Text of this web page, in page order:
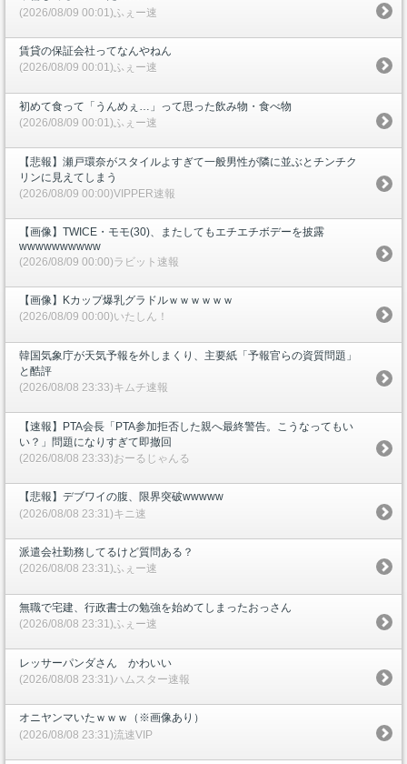
(2026/08/09 00:01)ふぇー速
賃貸の保証会社ってなんやねん
(2026/08/09 00:01)ふぇー速
初めて食って「うんめぇ…」って思った飲み物・食べ物
(2026/08/09 00:01)ふぇー速
【悲報】瀬戸環奈がスタイルよすぎて一般男性が隣に並ぶとチンチク
リンに見えてしまう
(2026/08/09 00:00)VIPPER速報
【画像】TWICE・モモ(30)、またしてもエチエチボデーを披露
wwwwwwwwww
(2026/08/09 00:00)ラビット速報
【画像】Kカップ爆乳グラドルｗｗｗｗｗｗ
(2026/08/09 00:00)いたしん！
韓国気象庁が天気予報を外しまくり、主要紙「予報官らの資質問題」
と酷評
(2026/08/08 23:33)キムチ速報
【速報】PTA会長「PTA参加拒否した親へ最終警告。こうなってもい
い？」問題になりすぎて即撤回
(2026/08/08 23:33)おーるじゃんる
【悲報】デブワイの腹、限界突破wwwww
(2026/08/08 23:31)キニ速
派遣会社勤務してるけど質問ある？
(2026/08/08 23:31)ふぇー速
無職で宅建、行政書士の勉強を始めてしまったおっさん
(2026/08/08 23:31)ふぇー速
レッサーパンダさん かわいい
(2026/08/08 23:31)ハムスター速報
オニヤンマいたｗｗｗ（※画像あり）
(2026/08/08 23:31)流速VIP